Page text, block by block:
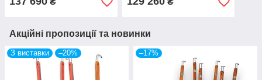
Акційні пропозиції та новинки
З виставки –20% –17%